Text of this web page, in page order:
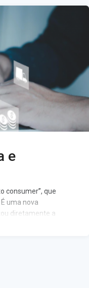
e
consumer”, que
uma nova
diretamente a